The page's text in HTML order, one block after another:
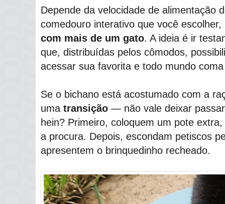
Depende da velocidade de alimentação
comedouro interativo que você
com mais de um gato. A ideia é ir
que, distribuídas pelos cômodos,
acessar sua favorita e todo mundo
Se o bichano está acostumado com a
uma transição ― não vale deixar
hein? Primeiro, coloquem um pote
a procura. Depois, escondam petiscos
apresentem o brinquedinho recheado.